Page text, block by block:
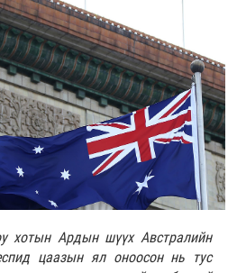
хотын Ардын шүүх Австралийн
цаазын ял оноосон нь тус